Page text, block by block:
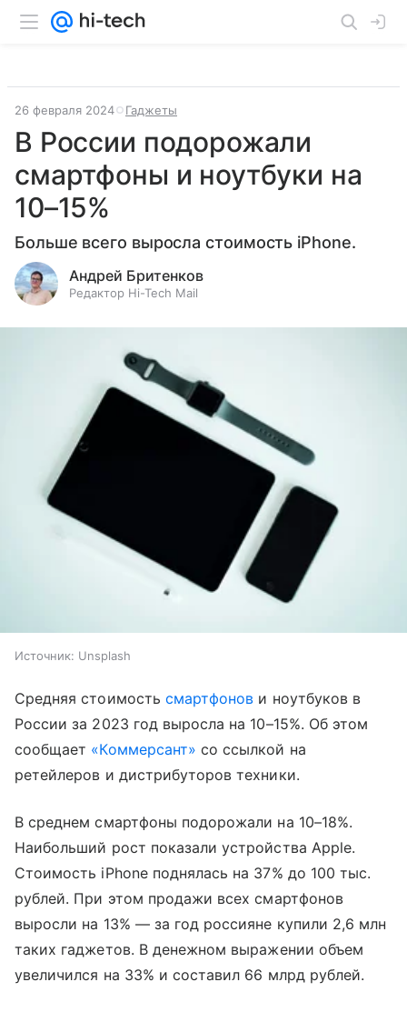
26 февраля 2024 Гаджеты
В России подорожали
смартфоны и ноутбуки на
10–15%
Больше всего выросла стоимость iPhone.
Андрей Бритенков
Редактор Hi-Tech Mail
Источник: Unsplash
Средняя стоимость смартфонов и ноутбуков в
России за 2023 год выросла на 10–15%. Об этом
сообщает «Коммерсант» со ссылкой на
ретейлеров и дистрибуторов техники.
В среднем смартфоны подорожали на 10–18%.
Наибольший рост показали устройства Apple.
Стоимость iPhone поднялась на 37% до 100 тыс.
рублей. При этом продажи всех смартфонов
выросли на 13% — за год россияне купили 2,6 млн
таких гаджетов. В денежном выражении объем
увеличился на 33% и составил 66 млрд рублей.